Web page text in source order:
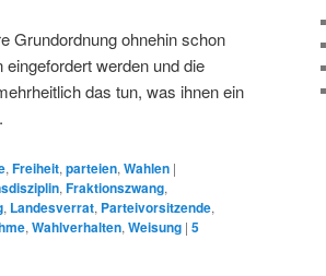
Grundordnung ohnehin schon
werden und die
das tun, was ihnen ein
, Freiheit, parteien, Wahlen |
, Fraktionszwang,
, Landesverrat, Parteivorsitzende,
, Wahlverhalten, Weisung | 5